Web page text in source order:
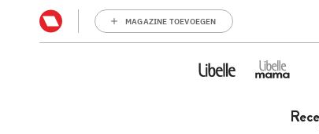
MAGAZINE TOEVOEGEN